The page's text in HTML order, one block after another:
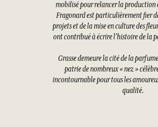
mobilisé pour relancer la production
Fragonard est particulièrement fier
projets et de la mise en culture des
ont contribué à écrire l’histoire de la
Grasse demeure la cité de la
patrie de nombreux « nez »
incontournable pour tous les
qualité.